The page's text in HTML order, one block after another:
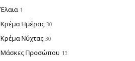
Έλαια 1
Κρέμα Ημέρας 30
Κρέμα Νύχτας 30
Μάσκες Προσώπου 13